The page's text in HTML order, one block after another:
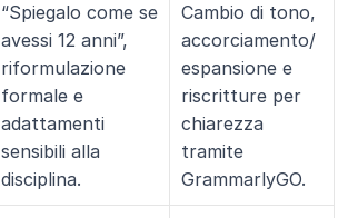
“Spiegalo come se
avessi 12 anni”,
riformulazione
formale e
adattamenti
sensibili alla
disciplina.
Cambio di tono,
accorciamento/
espansione e
riscritture per
chiarezza
tramite
GrammarlyGO.